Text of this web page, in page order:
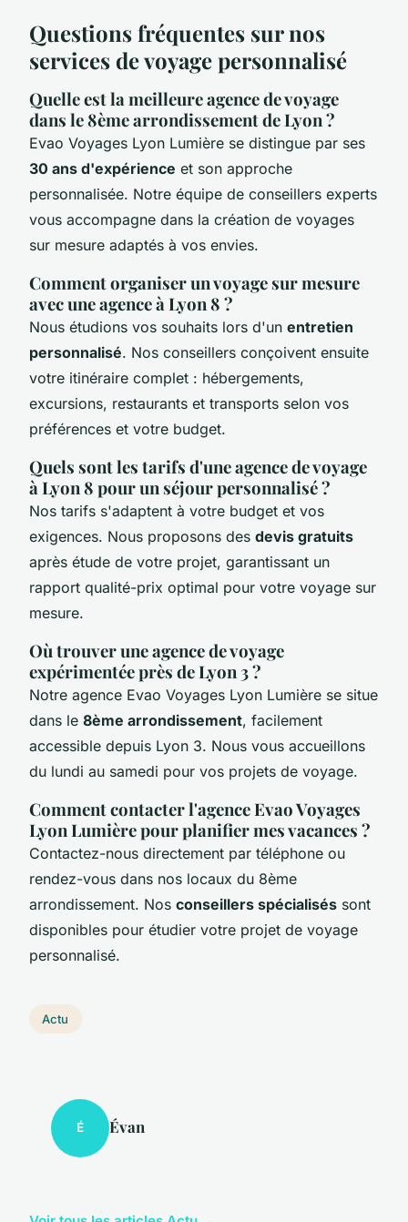
Questions fréquentes sur nos
services de voyage personnalisé
Quelle est la meilleure agence de voyage
dans le 8ème arrondissement de Lyon ?
Evao Voyages Lyon Lumière se distingue par ses
30 ans d'expérience et son approche
personnalisée. Notre équipe de conseillers experts
vous accompagne dans la création de voyages
sur mesure adaptés à vos envies.
Comment organiser un voyage sur mesure
avec une agence à Lyon 8 ?
Nous étudions vos souhaits lors d'un entretien
personnalisé. Nos conseillers conçoivent ensuite
votre itinéraire complet : hébergements,
excursions, restaurants et transports selon vos
préférences et votre budget.
Quels sont les tarifs d'une agence de voyage
à Lyon 8 pour un séjour personnalisé ?
Nos tarifs s'adaptent à votre budget et vos
exigences. Nous proposons des devis gratuits
après étude de votre projet, garantissant un
rapport qualité-prix optimal pour votre voyage sur
mesure.
Où trouver une agence de voyage
expérimentée près de Lyon 3 ?
Notre agence Evao Voyages Lyon Lumière se situe
dans le 8ème arrondissement, facilement
accessible depuis Lyon 3. Nous vous accueillons
du lundi au samedi pour vos projets de voyage.
Comment contacter l'agence Evao Voyages
Lyon Lumière pour planifier mes vacances ?
Contactez-nous directement par téléphone ou
rendez-vous dans nos locaux du 8ème
arrondissement. Nos conseillers spécialisés sont
disponibles pour étudier votre projet de voyage
personnalisé.
Actu
É Évan